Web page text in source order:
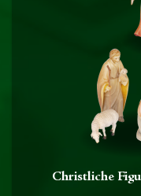
Christliche